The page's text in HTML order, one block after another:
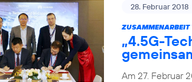
28. Februar 2018
ZUSAMMENARBEIT
„4.5G-
Am 27. Februar